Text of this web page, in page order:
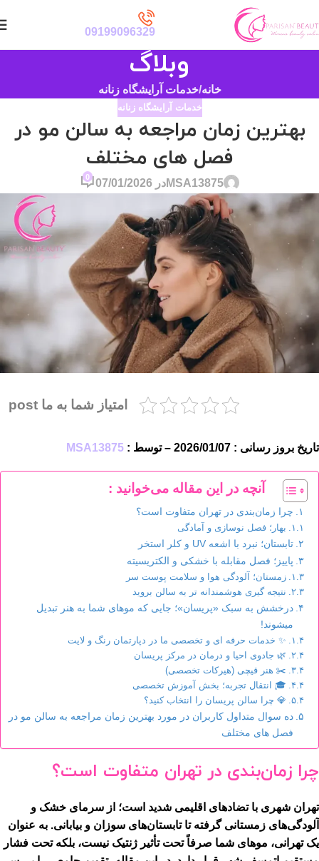
09199096329
وبلاگ
خانه خدمات آرایشگاه زنانه
خدمات آرایشگاه زنانه
بهترین زمان مراجعه به سالن مو در
فصل های مختلف
MSA13875در 07/01/2026
0
امتیاز شما به ما post
تاریخ بروز رسانی : 2026/01/07 – توسط : MSA13875
آنچه در این مقاله می‌خوانید :
چرا زمان‌بندی در تهران متفاوت است؟
بهار؛ فصل نوسازی و آمادگی
تابستان؛ نبرد با اشعه UV و کلر استخر
پاییز؛ فصل مقابله با خشکی و الکتریسیته
زمستان؛ آلودگی هوا و سلامت پوست سر
نتیجه گیری هوشمندانه تر به سالن بروید
درخشش به سبک «پریسان»؛ جایی که موهای شما به هنر تبدیل
میشوند!
✨ خدمات حرفه ای و تخصصی ما در دپارتمان رنگ و لایت
🌿 جادوی احیا و درمان در مرکز پریسان
✂️ هنر قیچی (هیرکات تخصصی)
🎓 انتقال تجربه؛ بخش آموزش تخصصی
💎 چرا سالن پریسان را انتخاب کنید؟
ده سوال متداول کاربران در مورد بهترین زمان مراجعه به سالن مو در
فصل های مختلف
چرا زمان‌بندی در تهران متفاوت است؟
تهران شهری با تضادهای اقلیمی شدید است؛ از سرمای خشک و
آلودگی‌های زمستانی گرفته تا تابستان‌های سوزان و بیابانی. به عنوان
یک تهرانی، موهای شما صرفاً تحت تأثیر ژنتیک نیست، بلکه تحت فشار